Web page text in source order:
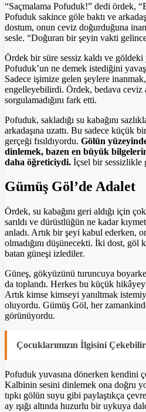
“Saçmalama Pofuduk!” dedi ördek,
Pofuduk sakince göle baktı ve
dostum, onun ceviz doğurduğuna
sesle. “Doğuran bir şeyin vakti
Ördek bir süre sessiz kaldı ve göldeki
Pofuduk’un ne demek istediğini
Sadece işimize gelen şeylere
engelleyebilirdi. Ördek, bedava ceviz
sorgulamadığını fark etti.
Pofuduk, sakladığı su kabağını
arkadaşına uzattı. Bu sadece küçük
gerçeği fısıldıyordu. Gölün
dinlemek, bazen en büyük
daha öğreticiydi. İçsel bir sessizlikle
Gümüş Göl’de Adalet
Ördek, su kabağını geri aldığı için
sarıldı ve dürüstlüğün ne kadar
anladı. Artık bir şeyi kabul ederken,
olmadığını düşünecekti. İki dost, göl
batan güneşi izlediler.
Güneş, gökyüzünü turuncuya
da toplandı. Herkes bu küçük
Artık kimse kimseyi yanıltmak
oluyordu. Gümüş Göl, her
görünüyordu.
Çocuklarımızın İlgisini Çekebilir
Pofuduk yuvasına dönerken kendini
Kalbinin sesini dinlemek ona doğru
tıpkı gölün suyu gibi paylaştıkça
ay ışığı altında huzurlu bir uykuya